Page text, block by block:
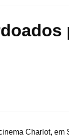
Charlot, em